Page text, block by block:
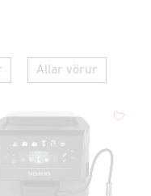
Allar vörur